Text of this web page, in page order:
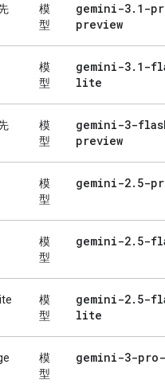
模
型
gemini-3. 1-
preview
模
型
gemini-3. 1-
lite
模
型
gemini-3-
preview
模
型
gemini-2. 5-
模
型
gemini-2. 5-
模
型
gemini-2. 5-
lite
模
型
gemini-3-pro-